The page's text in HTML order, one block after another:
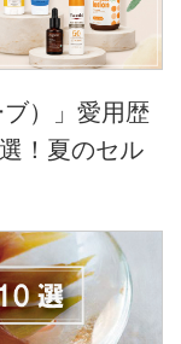
）」愛用歴
！夏のセル